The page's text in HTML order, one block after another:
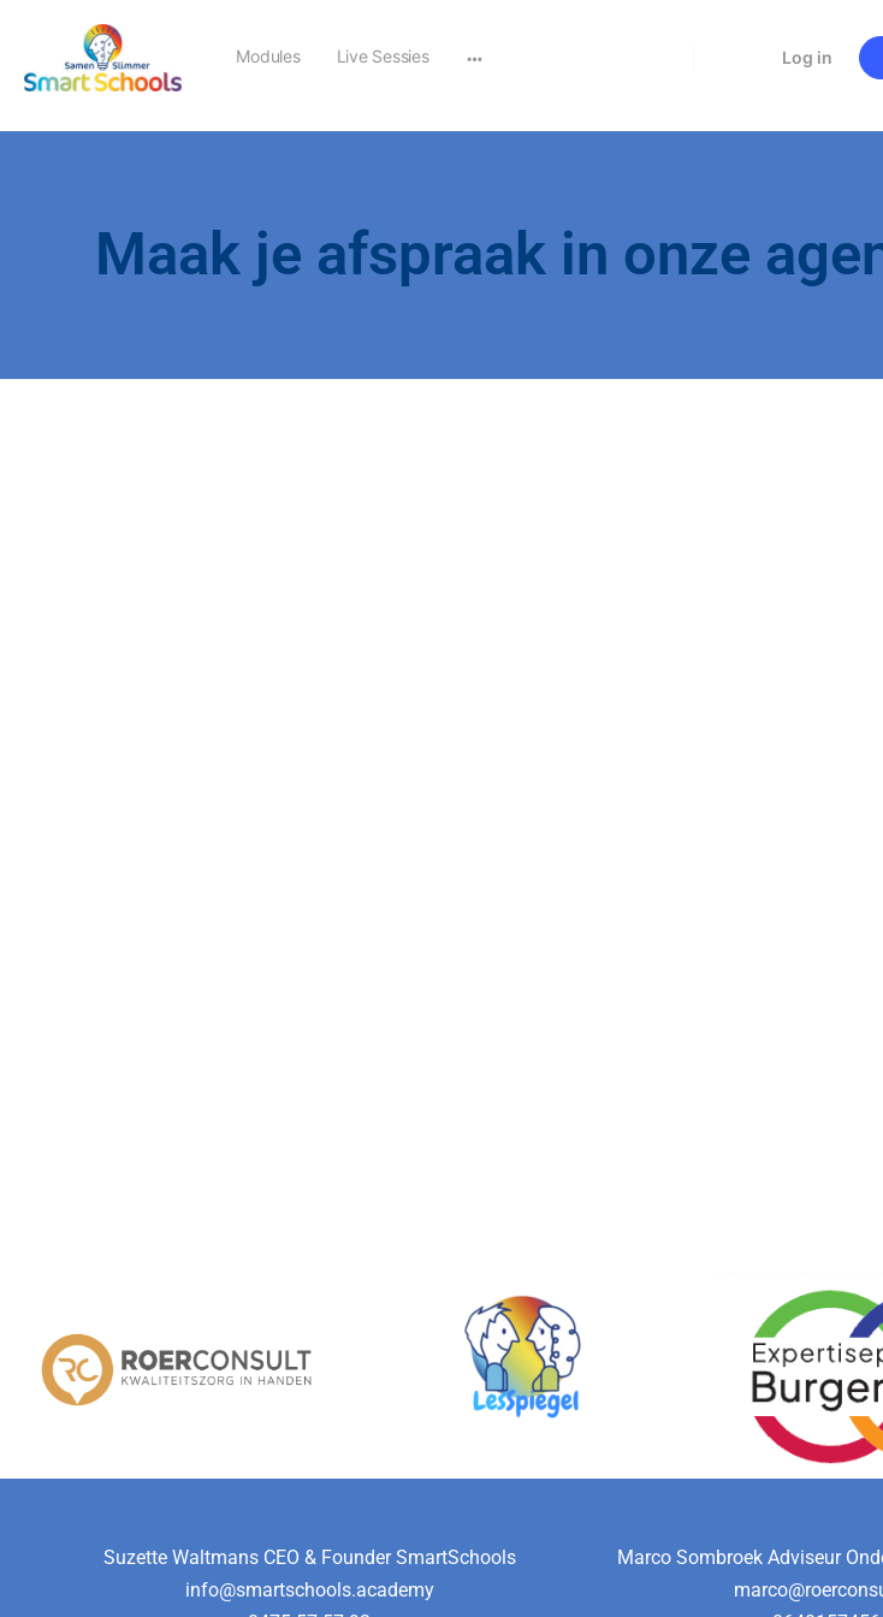
Modules Live Sessies Log in
Maak je afspraak in onze
Suzette Waltmans CEO & Founder SmartSchools
info@smartschools.academy
Marco Sombroek Adviseur